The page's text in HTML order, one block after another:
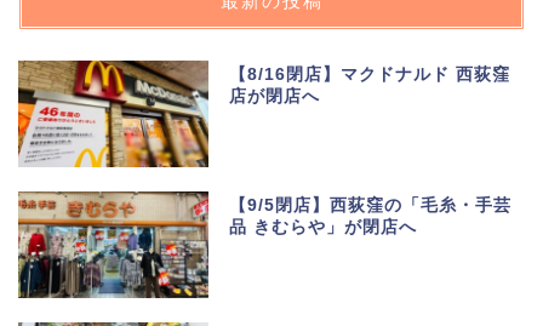
【8/16閉店】マクドナルド 西荻窪
店が閉店へ
【9/5閉店】西荻窪の「毛糸・手芸
品 きむらや」が閉店へ